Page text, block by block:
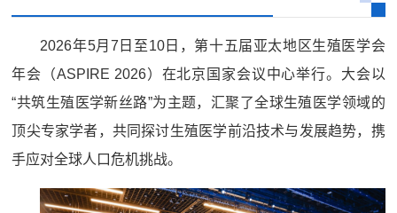
2026年5月7日至10日，第十五届亚太地区生殖医学会
年会（ASPIRE 2026）在北京国家会议中心举行。大会以
“共筑生殖医学新丝路”为主题，汇聚了全球生殖医学领域的
顶尖专家学者，共同探讨生殖医学前沿技术与发展趋势，携
手应对全球人口危机挑战。